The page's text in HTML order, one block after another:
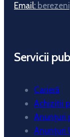
Email:
Servicii
Carieră
Achizitii
Anunțuri
Anunțuri